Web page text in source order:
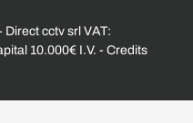
cctv srl VAT:
10.000€ I.V. - Credits